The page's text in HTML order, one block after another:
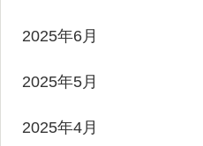
2025年6月
2025年5月
2025年4月